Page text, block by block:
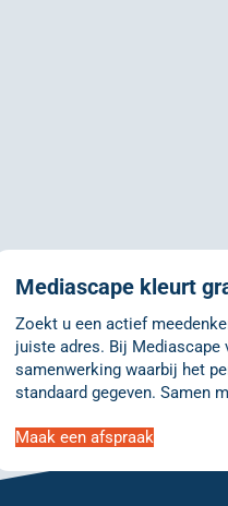
Mediascape kleurt
Zoekt u een actief
juiste adres. Bij Mediascape
samenwerking waarbij het
standaard gegeven. Samen
Maak een afspraak